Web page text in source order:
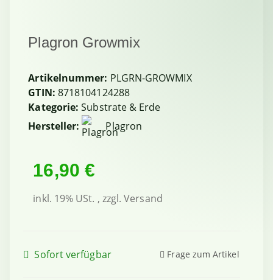
Plagron Growmix
Artikelnummer: PLGRN-GROWMIX
GTIN: 8718104124288
Kategorie:Substrate & Erde
Hersteller:
Plagron
16,90 €
inkl. 19% USt. , zzgl.Versand
Sofort verfügbar Frage zum Artikel